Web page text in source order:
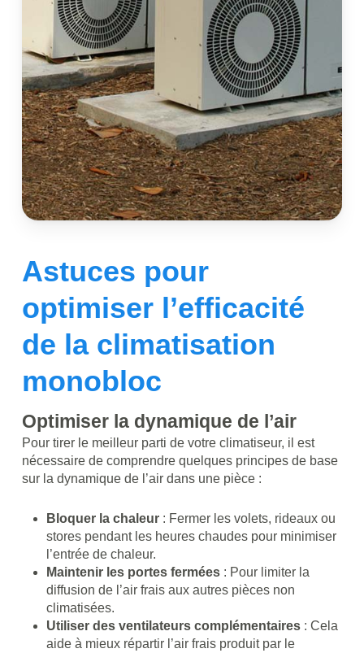
Astuces pour
optimiser l’efficacité
de la climatisation
monobloc
Optimiser la dynamique de l’air
Pour tirer le meilleur parti de votre climatiseur, il est
nécessaire de comprendre quelques principes de base
sur la dynamique de l’air dans une pièce :
Bloquer la chaleur: Fermer les volets, rideaux ou
stores pendant les heures chaudes pour minimiser
l’entrée de chaleur.
Maintenir les portes fermées: Pour limiter la
diffusion de l’air frais aux autres pièces non
climatisées.
Utiliser des ventilateurs complémentaires: Cela
aide à mieux répartir l’air frais produit par le